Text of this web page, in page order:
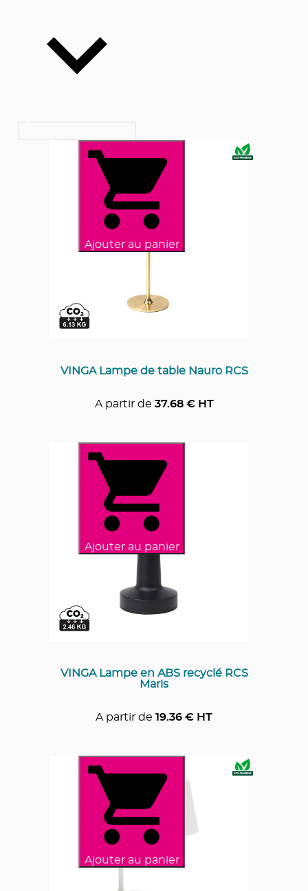
Ajouter au panier
VINGA Lampe de table Nauro RCS
A partir de 37.68€ HT
Ajouter au panier
VINGA Lampe en ABS recyclé RCS
Maris
A partir de 19.36 € HT
Ajouter au panier